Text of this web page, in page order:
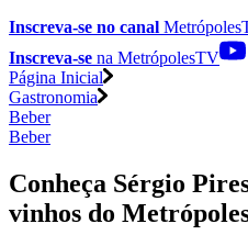
Inscreva-se no canal
Inscreva-se na MetrópolesTV
Página Inicial
Gastronomia
Beber
Beber
Conheça Sérgio
vinhos do